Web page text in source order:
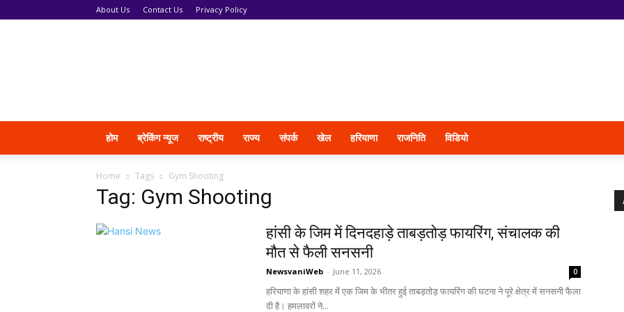
About Us Contact Us Privacy Policy
होम ब्रेकिंग न्यूज राष्ट्रीय राज्य संपर्क खेल हरियाणा राजनिति विडियो
Home Tags Gym Shooting
Tag: Gym Shooting
हांसी के जिम में दिनदहाड़े ताबड़तोड़ फायरिंग, संचालक की
मौत से फैली सनसनी
NewsvaniWeb - June 11, 2026 0
हरियाणा के हांसी शहर में एक जिम के भीतर हुई ताबड़तोड़ फायरिंग की घटना ने पूरे क्षेत्र में सनसनी फैला
दी है। हमलावरों ने...